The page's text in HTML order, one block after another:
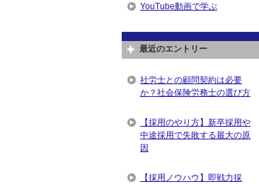
YouTube動画で学ぶ
最近のエントリー
社労士との顧問契約は必要
か？社会保険労務士の選び方
【採用のやり方】新卒採用や
中途採用で失敗する最大の原
因
【採用ノウハウ】即戦力採